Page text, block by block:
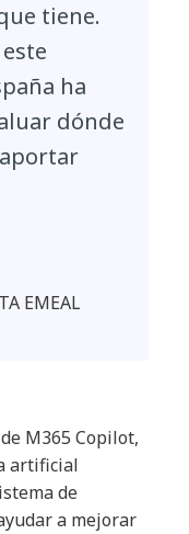
tiene.
ha
dónde
EMEAL
M365 Copilot,
artificial
de
a mejorar